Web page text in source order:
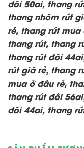
đôi 50ai, thang
thang nhôm rút
rẻ, thang rút
thang rút, thang
thang rút đôi
rút giá rẻ, thang
mua ở đâu rẻ,
thang rút đôi
đôi 44ai, thang